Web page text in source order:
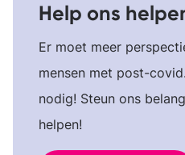
Help ons
Er moet meer
mensen met post-
nodig! Steun ons
helpen!